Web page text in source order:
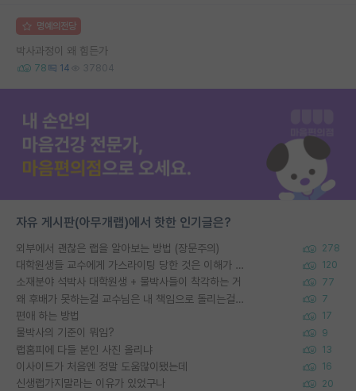
명예의전당
박사과정이 왜 힘든가
78 14 37804
자유 게시판(아무개랩)에서 핫한 인기글은?
외부에서 괜찮은 랩을 알아보는 방법 (장문주의) 278
대학원생들 교수에게 가스라이팅 당한 것은 이해가 갑니다. 안타깝네요. 120
소재분야 석박사 대학원생 + 물박사들이 착각하는 거 77
왜 후배가 못하는걸 교수님은 내 책임으로 돌리는걸까요? 7
편애 하는 방법 17
물박사의 기준이 뭐임? 9
랩홈피에 다들 본인 사진 올리냐 13
이사이트가 처음엔 정말 도움많이됐는데 16
신생랩가지말라는 이유가 있었구나 20